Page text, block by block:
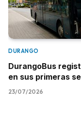
DURANGO
DurangoBus
en sus primeras
23/07/2026